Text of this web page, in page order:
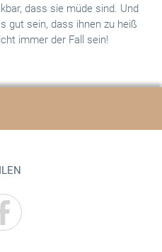
dass sie müde sind. Und
gut sein, dass ihnen zu heiß
immer der Fall sein!